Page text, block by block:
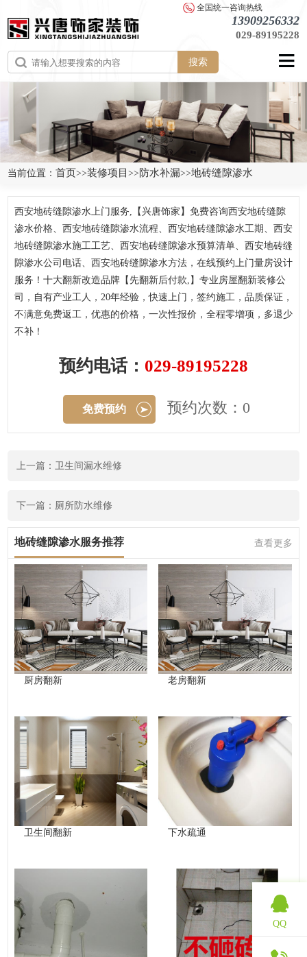
全国统一咨询热线
13909256332
029-89195228
搜索
当前位置：首页>>装修项目>> 防水补漏>>地砖缝隙渗水
西安地砖缝隙渗水上门服务,【兴唐饰家】免费咨询西安地砖缝隙
渗水价格、西安地砖缝隙渗水流程、西安地砖缝隙渗水工期、西安
地砖缝隙渗水施工工艺、西安地砖缝隙渗水预算清单、西安地砖缝
隙渗水公司电话、西安地砖缝隙渗水方法，在线预约上门量房设计
服务！十大翻新改造品牌【先翻新后付款,】专业房屋翻新装修公
司，自有产业工人，20年经验，快速上门，签约施工，品质保证，
不满意免费返工，优惠的价格，一次性报价，全程零增项，多退少
不补！
预约电话： 029-89195228
免费预约 预约次数：0
上一篇：卫生间漏水维修
下一篇：厕所防水维修
地砖缝隙渗水服务推荐 查看更多
厨房翻新 老房翻新
卫生间翻新 下水疏通
QQ